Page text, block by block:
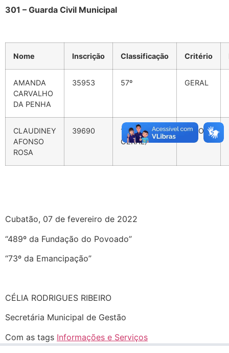
301 – Guarda Civil Municipal
Nome Inscrição Classificação Critério
AMANDA
CARVALHO
DA PENHA
35953 57º GERAL
CLAUDINEY
AFONSO
ROSA
39690
15º(124º
GERAL)
AFRO
Cubatão, 07 de fevereiro de 2022
“489º da Fundação do Povoado”
“73º da Emancipação”
CÉLIA RODRIGUES RIBEIRO
Secretária Municipal de Gestão
Com as tags Informações e Serviços